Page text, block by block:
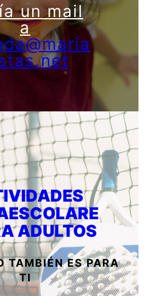
un mail
a
ADULTOS
TAMBIÉN ES PARA
TI